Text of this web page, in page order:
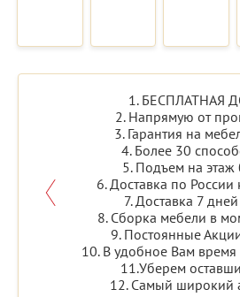
1. БЕСПЛАТНАЯ
2. Напрямую от
3. Гарантия на
4. Более 30
5. Подъем на этаж
6. Доставка по
7. Доставка 7
8. Сборка мебели в
9. Постоянные
10. В удобное Вам
11.Уберем
12. Самый широкий